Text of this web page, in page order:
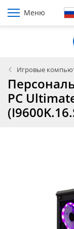
Меню
Игровые
PC